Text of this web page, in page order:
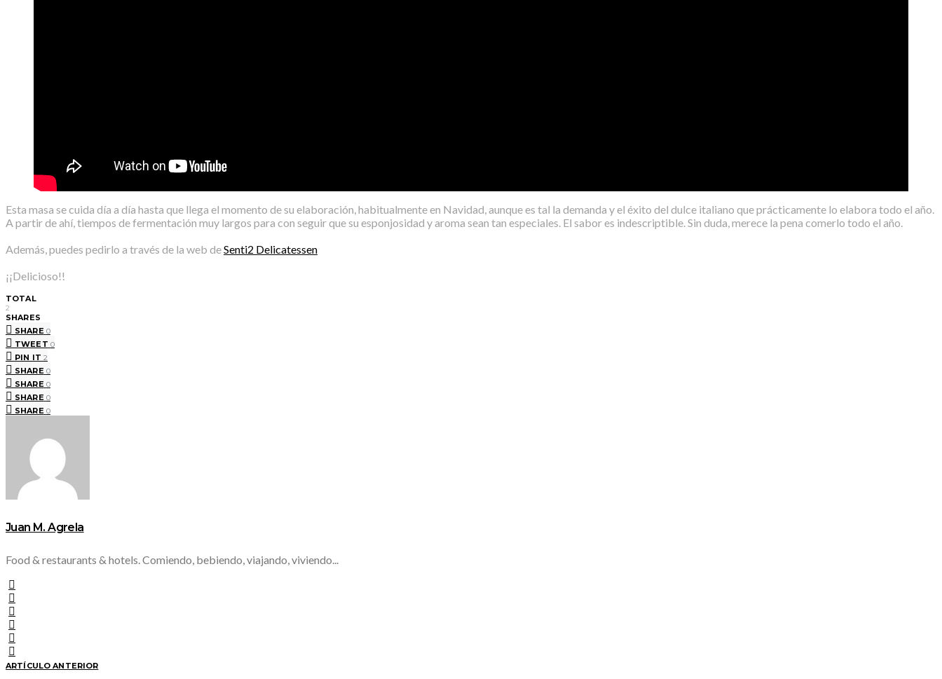
Esta masa se cuida día a día hasta que llega el momento de su elaboración, habitualmente en Navidad, aunque es tal la demanda y el éxito del dulce italiano que prácticamente lo elabora todo el año.
A partir de ahí, tiempos de fermentación muy largos para con seguir que su esponjosidad y aroma sean tan especiales. El sabor es indescriptible. Sin duda, merece la pena comerlo todo el año.
Además, puedes pedirlo a través de la web deSenti2 Delicatessen
¡¡Delicioso!!
TOTAL
2
SHARES
SHARE 0
TWEET 0
PIN IT 2
SHARE 0
SHARE 0
SHARE 0
SHARE 0
Juan M. Agrela
Food & restaurants & hotels. Comiendo, bebiendo, viajando, viviendo...
ARTÍCULO ANTERIOR